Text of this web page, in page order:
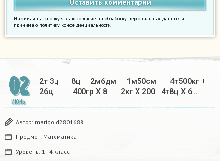
Нажимая на кнопку я даю согласие на обработку персональных данных и
принимаю политику конфиденциальности.
02
ИЮНЬ
2т 3ц — 8ц 2м6дм — 1м50см 4т500кг +
26ц 400гр Х 8 2кг Х 200 4т8ц Х 6…
Автор: marigold2801688
Предмет: Математика
Уровень: 1 - 4 класс